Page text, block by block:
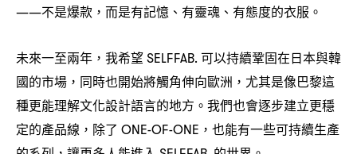
——不是爆款 ， 而是有記憶、有靈魂、有態度的衣服。
未來一至兩年 ， 我希望SELFFAB. 可以持續鞏固在日本與韓
國的市場 ， 同時也開始將觸角伸向歐洲 ， 尤其是像巴黎這
種更能理解文化設計語言的地方。我們也會逐步建立更穩
定的產品線 ， 除了 ONE-OF-ONE， 也能有一些可持續生產